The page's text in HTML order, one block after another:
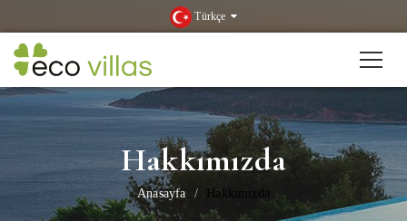
Türkçe
Hakkımızda
Anasayfa Hakkımızda